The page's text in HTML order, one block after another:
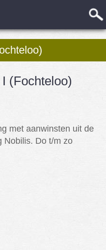
(Fochteloo)
met aanwinsten uit de
Nobilis. Do t/m zo